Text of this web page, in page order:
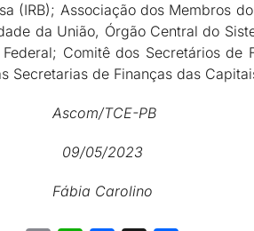
(IRB); Associação dos Membros
da União, Órgão Central do
Comitê dos Secretários de
Secretarias de Finanças das
Ascom/TCE-PB
09/05/2023
Fábia Carolino